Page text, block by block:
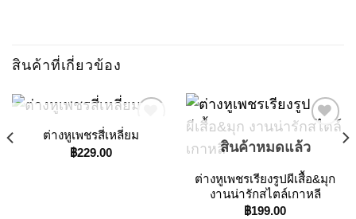
สินค้าที่เกี่ยวข้อง
สินค้าหมดแล้ว
ต่างหูเพชรสี่เหลี่ยม
฿229.00
Wishlist
สินค้าหมดแล้ว
ต่างหูเพชรเรียงรูปผีเสื้อ&มุก
งานน่ารักสไตล์เกาหลี
฿199.00